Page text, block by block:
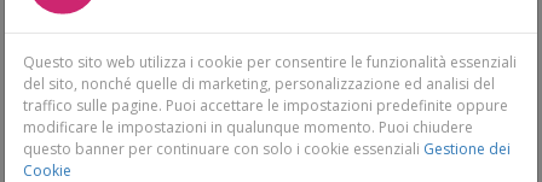
Guarda le foto
Questo sito web utilizza i cookie per consentire le funzionalità essenziali
del sito, nonché quelle di marketing, personalizzazione ed analisi del
traffico sulle pagine. Puoi accettare le impostazioni predefinite oppure
modificare le impostazioni in qualunque momento. Puoi chiudere
questo banner per continuare con solo i cookie essenziali Gestione dei
Cookie